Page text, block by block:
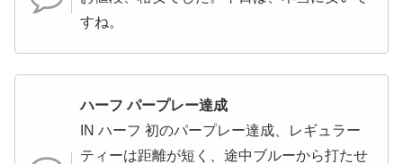
すね。
ハーフ パープレー達成
IN ハーフ 初のパープレー達成、レギュラー
ティーは距離が短く、途中ブルーから打たせ